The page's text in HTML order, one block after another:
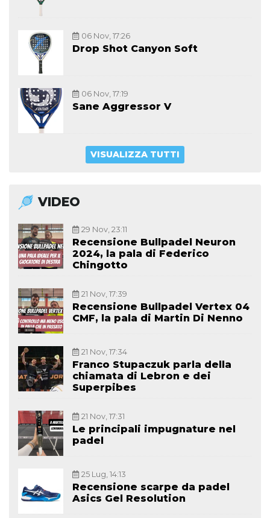
06 Nov, 17:26
Drop Shot Canyon Soft
06 Nov, 17:19
Sane Aggressor V
VISUALIZZA TUTTI
VIDEO
29 Nov, 23:11
Recensione Bullpadel Neuron
2024, la pala di Federico
Chingotto
21 Nov, 17:39
Recensione Bullpadel Vertex 04
CMF, la pala di Martin Di Nenno
21 Nov, 17:34
Franco Stupaczuk parla della
chiamata di Lebron e dei
Superpibes
21 Nov, 17:31
Le principali impugnature nel
padel
25 Lug, 14:13
Recensione scarpe da padel
Asics Gel Resolution